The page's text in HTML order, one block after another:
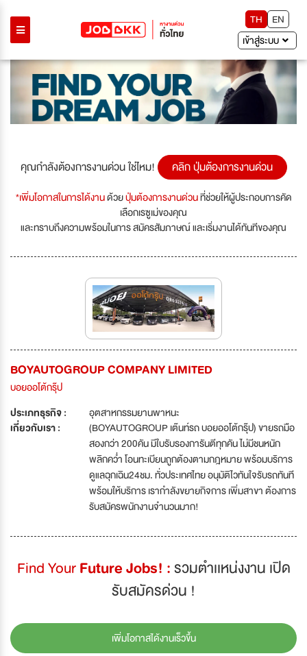
TH
EN
เข้าสู่ระบบ
คุณกำลังต้องการงานด่วน ใช่ไหม! คลิก ปุ่มต้องการงานด่วน
*เพิ่มโอกาสในการได้งานด้วยปุ่มต้องการงานด่วนที่ช่วยให้ผู้ประกอบการคัด
เลือกเรซูเม่ของคุณ
และทราบถึงความพร้อมในการ สมัครสัมภาษณ์ และเริ่มงานได้ทันทีของคุณ
BOYAUTOGROUP COMPANY LIMITED
บอยออโต้กรุ๊ป
ประเภทธุรกิจ :
อุตสาหกรรมยานพาหนะ
เกี่ยวกับเรา :
(BOYAUTOGROUP เต๊นท์รถ บอยออโต้กรุ๊ป) ขายรถมือ
สองกว่า 200คัน มีใบรับรองการันตีทุกคัน ไม่มีชนหนัก
พลิกคว่ำ โอนทะเบียนถูกต้องตามกฎหมาย พร้อมบริการ
ดูแลฉุกเฉิน24ชม. ทั่วประเทศไทย อนุมัติไวทันใจรับรถทันที
พร้อมให้บริการ เรากำลังขยายกิจการ เพิ่มสาขา ต้องการ
รับสมัครพนักงานจำนวนมาก!
Find YourFuture Jobs! :รวมตำเเหน่งงาน เปิด
รับสมัครด่วน !
เพิ่มโอกาสได้งานเร็วขึ้น